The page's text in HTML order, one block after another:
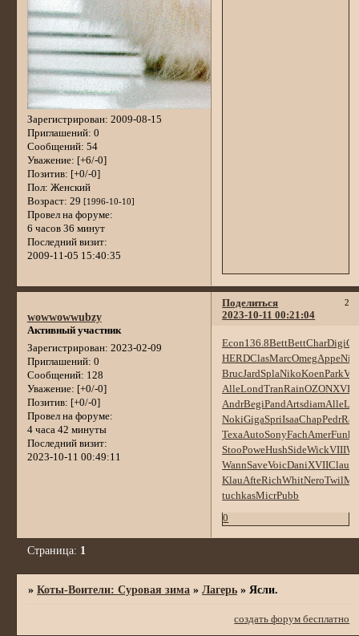
Зарегистрирован: 2009-08-15
Приглашений: 0
Сообщений: 54
Уважение: [+6/-0]
Позитив: [+0/-0]
Пол: Женский
Возраст: 29 [1996-10-10]
Провел на форуме:
6 часов 36 минут
Последний визит:
2009-11-05 15:40:35
Поделиться 2
2023-10-11 00:21:04
wowwowwubzy
Активный участник
Зарегистрирован: 2023-02-09
Приглашений: 0
Сообщений: 128
Уважение: [+0/-0]
Позитив: [+0/-0]
Провел на форуме:
4 часа 42 минуты
Последний визит:
2023-10-11 00:49:11
Econ136.8BettBettCharDigi
HERDClasMarcOmegAppe
BrucJardSplaNikoKoenPark
AlleLondTranRainOZONXVII
AndrBegiPandArtsdiamAlle
NokiGigaSpriIsaaChapPedr
TexaAutoSonyFachAmerFunk
StooPoweHushSideWickVIII
WannSaveVoicDaniXVIIClau
KlauAfteRichWhitNeroTwil
tuchkasMicrPubb
0
Страница: 1
»Коты-Воители: Суровая зима »Лагерь » Ясли.
создать форум бесплатно